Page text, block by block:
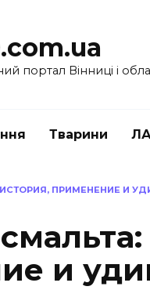
портал Вінниці і
Тварини
ПРИМЕНЕНИЕ И
и